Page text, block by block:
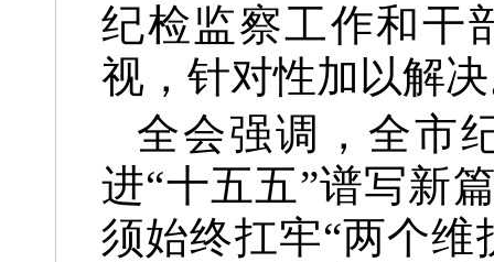
纪检监察工作和干
视，针对性加以解
全会强调，全市
进“十五五”谱写新
须始终扛牢“两个